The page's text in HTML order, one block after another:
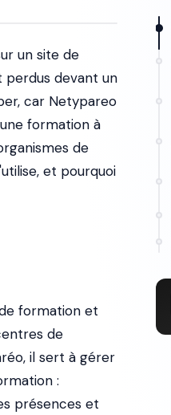
un site de
perdus devant un
car Netypareo
formation à
de
et pourquoi
formation et
de
il sert à gérer
:
présences et